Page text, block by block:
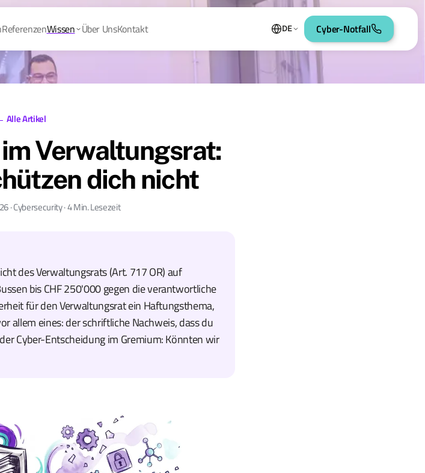
ReferenzenWissen Über UnsKontakt DE Cyber-Notfall
Alle Artikel
Verwaltungsrat:
dich nicht
· Cybersecurity · 4 Min. Lesezeit
des Verwaltungsrats (Art. 717 OR) auf
bis CHF 250'000 gegen die verantwortliche
für den Verwaltungsrat ein Haftungsthema,
allem eines: der schriftliche Nachweis, dass du
Cyber-Entscheidung im Gremium: Könnten wir